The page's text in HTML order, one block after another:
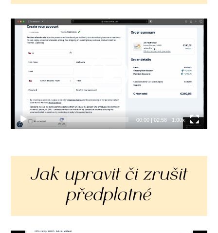
Video
přehrávač
00:00| 02:58 1.00x
Jak upravit či zrušit
předplatné